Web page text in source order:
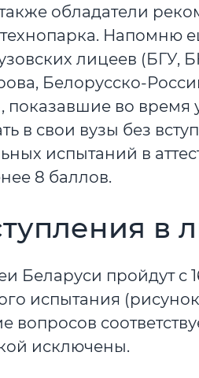
обладатели
технопарка.
лицеев (БГУ,
Белорусско-
показавшие во
в свои вузы без
испытаний в
8 баллов.
в
Беларуси пройдут
испытания
вопросов
исключены.